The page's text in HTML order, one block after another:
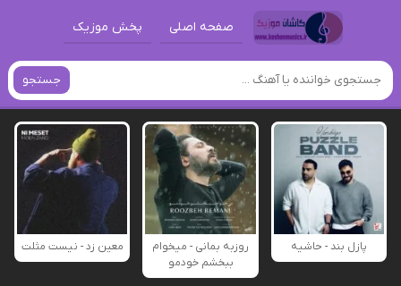
صفحه اصلی پخش موزیک
جستجو
پازل بند - حاشیه
روزبه بمانی - میخوام
ببخشم خودمو
معین زد - نیست مثلت